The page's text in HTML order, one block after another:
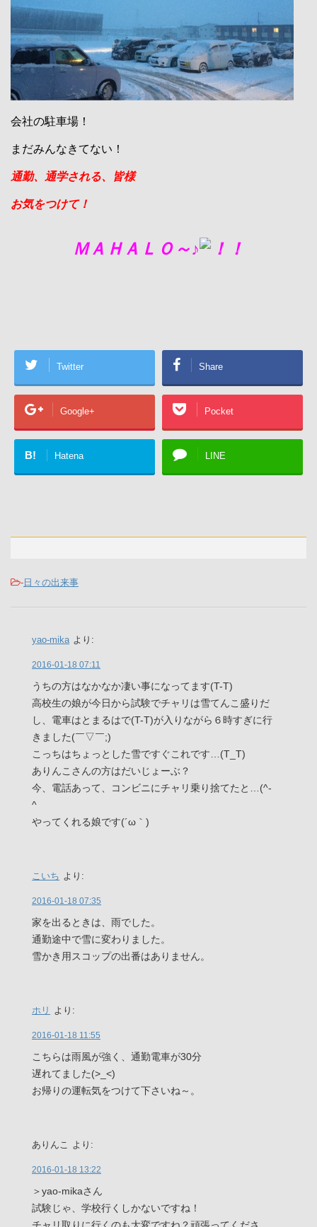
会社の駐車場！
まだみんなきてない！
通勤、通学される、皆様
お気をつけて！
ＭＡＨＡＬＯ～♪
Twitter Share
Google+ Pocket
B! Hatena LINE
-日々の出来事
yao-mika より:
2016-01-18 07:11
うちの方はなかなか凄い事になってます(T-T)
高校生の娘が今日から試験でチャリは雪てんこ盛りだ
し、電車はとまるはで(T-T)が入りながら６時すぎに行
きました(￣▽￣;)
こっちはちょっとした雪ですぐこれです…(T_T)
ありんこさんの方はだいじょーぶ？
今、電話あって、コンビニにチャリ乗り捨てたと…(^-
^ゞ
やってくれる娘です(´ω｀)
こいち より:
2016-01-18 07:35
家を出るときは、雨でした。
通勤途中で雪に変わりました。
雪かき用スコップの出番はありません。
ホリ より:
2016-01-18 11:55
こちらは雨風が強く、通勤電車が30分
遅れてました(>_<)
お帰りの運転気をつけて下さいね～。
ありんこ より:
2016-01-18 13:22
＞yao-mikaさん
試験じゃ、学校行くしかないですね！
チャリ取りに行くのも大変ですね？頑張ってくださ